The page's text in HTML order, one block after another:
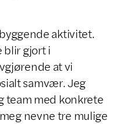
aktivitet.
blir gjort i
at vi
samvær. Jeg
team med konkrete
nevne tre mulige